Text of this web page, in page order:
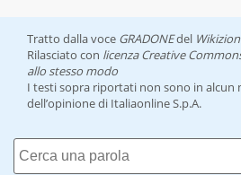
Tratto dalla voce GRADONEdel
Rilasciato con licenza Creative
allo stesso modo
I testi sopra riportati non sono in alcun
dell’opinione di Italiaonline S.p.A.